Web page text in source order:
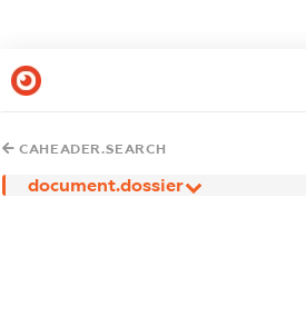
CAHEADER.SEARCH
document.dossier